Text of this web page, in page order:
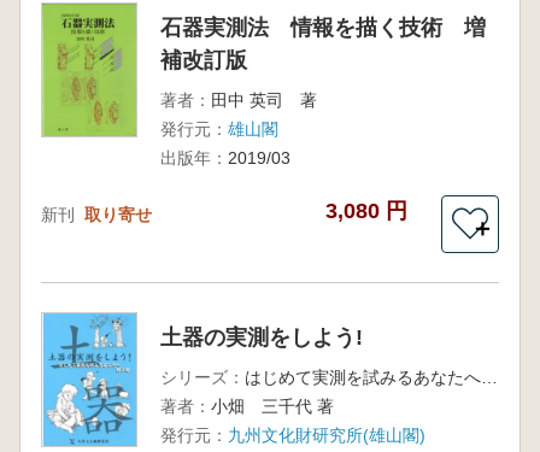
石器実測法 情報を描く技術 増
補改訂版
著者： 田中 英司 著
発行元： 雄山閣
出版年： 2019/03
新刊 取り寄せ 3,080 円
＋
土器の実測をしよう!
シリーズ：
はじめて実測を試みるあなたへ第2弾
著者： 小畑 三千代 著
発行元： 九州文化財研究所(雄山閣)